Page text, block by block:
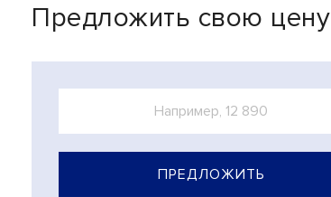
Предложить свою цену
ПРЕДЛОЖИТЬ